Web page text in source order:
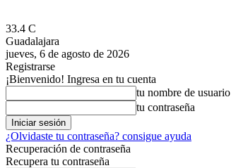
33.4 C
Guadalajara
jueves, 6 de agosto de 2026
Registrarse
¡Bienvenido! Ingresa en tu cuenta
tu nombre de usuario
tu contraseña
¿Olvidaste tu contraseña? consigue ayuda
Recuperación de contraseña
Recupera tu contraseña